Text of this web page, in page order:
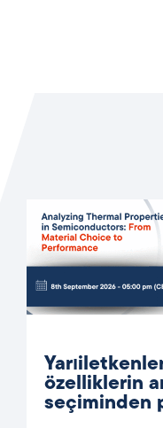
özelliklerin
seçiminden